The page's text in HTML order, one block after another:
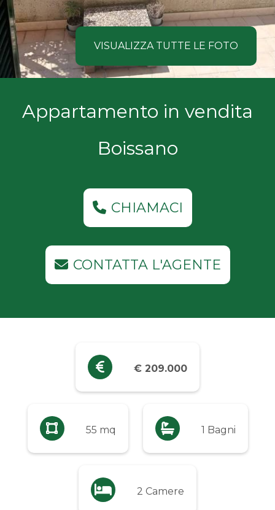
VISUALIZZA TUTTE LE FOTO
Appartamento in vendita
Boissano
CHIAMACI
CONTATTA L'AGENTE
€ 209.000
55 mq 1 Bagni
2 Camere
COSA
CERCANO
NOSTRI
Comune
Tipologia
-
Industriali
Fino a € 5.000
Da € 10.000 a € 20.000